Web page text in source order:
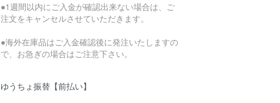
●1週間以内にご入金が確認出来ない場合は、ご
注文をキャンセルさせていただきます。
●海外在庫品はご入金確認後に発注いたしますの
で、お急ぎの場合はご注意下さい。
ゆうちょ振替【前払い】